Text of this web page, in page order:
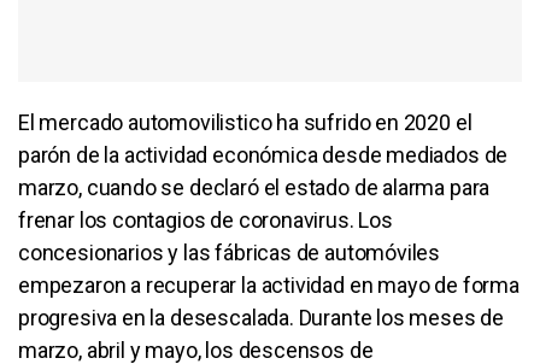
El mercado automovilistico ha sufrido en 2020 el
parón de la actividad económica desde mediados de
marzo, cuando se declaró el estado de alarma para
frenar los contagios de coronavirus. Los
concesionarios y las fábricas de automóviles
empezaron a recuperar la actividad en mayo de forma
progresiva en la desescalada. Durante los meses de
marzo, abril y mayo, los descensos de